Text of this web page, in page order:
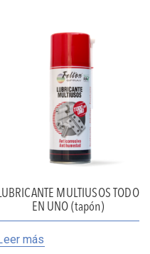
MULTIUSOS TODO
EN UNO (tapón)
más